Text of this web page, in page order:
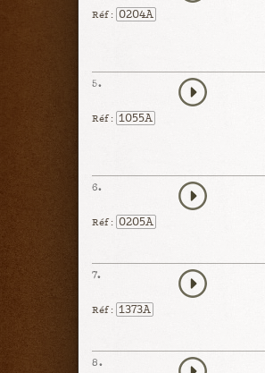
Réf : 0204A
5.
Réf : 1055A
6.
Réf : 0205A
7.
Réf : 1373A
8.